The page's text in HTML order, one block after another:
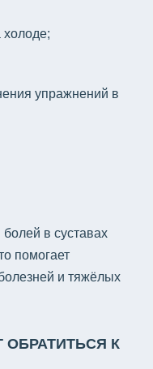
упражнений в
в суставах
помогает
и тяжёлых
ОБРАТИТЬСЯ К